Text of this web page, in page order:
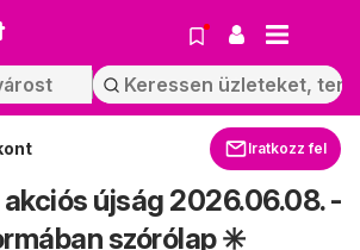
Iratkozz fel
újság 2026.06.08. -
szórólap ✳️